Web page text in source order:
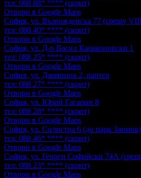
тел: 088 88* **** (скрит)
Отвори в Google Maps
София, ул. Възрожденска 77 (срещу
тел: 088 40* **** (скрит)
Отвори в Google Maps
София, ул. Д-р Васил Караконовски 1
тел: 088 25* **** (скрит)
Отвори в Google Maps
София, ул. Дамяница 2, партер
тел: 088 27* **** (скрит)
Отвори в Google Maps
София, ул. Юрий Гагарин 8
тел: 088 28* **** (скрит)
Отвори в Google Maps
София, ул. Силистра 6 (до парк Заимов)
тел: 088 46* **** (скрит)
Отвори в Google Maps
София, ул. Георги Софийски 74А
тел: 088 23* **** (скрит)
Отвори в Google Maps